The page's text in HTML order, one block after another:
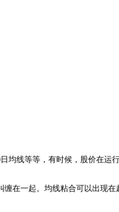
均线等等，有时候，股价在
一起。均线粘合可以出现